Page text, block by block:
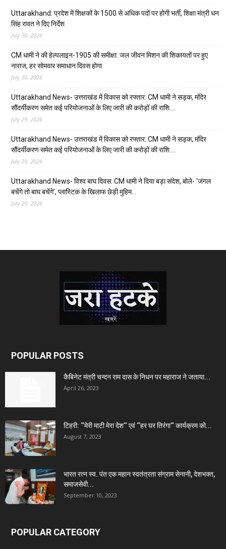
Uttarakhand: प्रदेश में शिक्षकों के 1500 से अधिक पदों पर होगी भर्ती, शिक्षा मंत्री धन
सिंह रावत ने दिए निर्देश
July 30, 2026
CM धामी ने की हेल्पलाइन-1905 की समीक्षा: जल जीवन मिशन की शिकायतों पर हुए
नाराज, हर सोमवार समाधान दिवस होगा
July 30, 2026
Uttarakhand News- उत्तराखंड में विकास को रफ्तार: CM धामी ने सड़क, मंदिर
सौंदर्यीकरण समेत कई परियोजनाओं के लिए जारी की करोड़ों की राशि….
July 29, 2026
Uttarakhand News- उत्तराखंड में विकास को रफ्तार: CM धामी ने सड़क, मंदिर
सौंदर्यीकरण समेत कई परियोजनाओं के लिए जारी की करोड़ों की राशि….
July 29, 2026
Uttarakhand News- विश्व बाघ दिवस: CM धामी ने दिया बड़ा संदेश, बोले- ‘जंगल
बचेंगे तो बाघ बचेंगे’, प्लास्टिक के खिलाफ छेड़ी मुहिम…
July 29, 2026
POPULAR POSTS
कैबिनेट मंत्री चन्दन राम दास के निधन पर महाराज ने जताया...
April 26, 2023
टिहरी: ‘‘मेरी माटी मेरा देश‘‘ एवं ‘‘हर घर तिरंगा‘‘ कार्यक्रम को...
August 7, 2023
भारत रत्न स्व. पंत एक महान स्वतंत्रता संग्राम सेनानी, देशभक्त,
समाजसेवी...
September 10, 2023
POPULAR CATEGORY